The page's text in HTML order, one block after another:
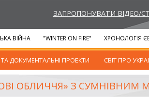
ЗАПРОПОНУВАТИ ВІДЕО/
ДОКУМЕНТАЛЬНІ ПРОЕКТИ СВІТ ПРО
ВІЙНА "WINTER ON FIRE" ХРОНОЛОГІЯ